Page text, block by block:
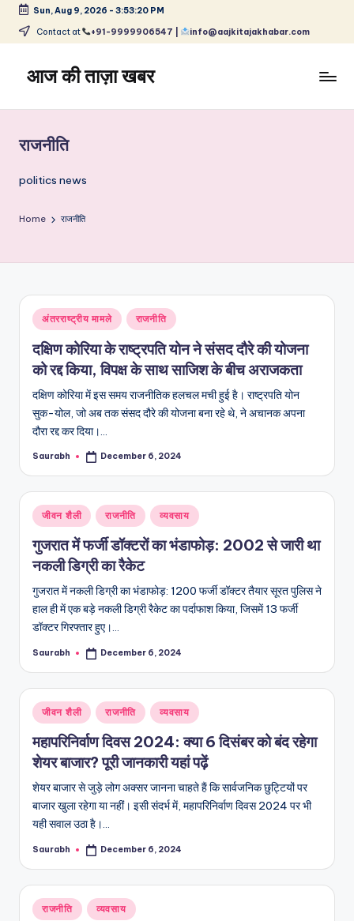
Skip
content
Sun, Aug 9, 2026 - 3:53:20 PM
Contact at +91-9999906547 | info@aajkitajakhabar.com
आज की ताज़ा खबर
ताज़ा
समाचार
–
और
राजनीति
politics news
Home राजनीति
Posted
in
अंतरराष्ट्रीय मामले राजनीति
दक्षिण कोरिया के राष्ट्रपति योन ने संसद दौरे की योजना
को रद्द किया, विपक्ष के साथ साजिश के बीच अराजकता
दक्षिण कोरिया में इस समय राजनीतिक हलचल मची हुई है। राष्ट्रपति योन
सुक-योल, जो अब तक संसद दौरे की योजना बना रहे थे, ने अचानक अपना
दौरा रद्द कर दिया।…
Posted
Saurabh December 6, 2024
Posted
in
जीवन शैली राजनीति व्यवसाय
गुजरात में फर्जी डॉक्टरों का भंडाफोड़: 2002 से जारी था
नकली डिग्री का रैकेट
गुजरात में नकली डिग्री का भंडाफोड़: 1200 फर्जी डॉक्टर तैयार सूरत पुलिस ने
हाल ही में एक बड़े नकली डिग्री रैकेट का पर्दाफाश किया, जिसमें 13 फर्जी
डॉक्टर गिरफ्तार हुए।…
Posted
Saurabh December 6, 2024
Posted
in
जीवन शैली राजनीति व्यवसाय
महापरिनिर्वाण दिवस 2024: क्या 6 दिसंबर को बंद रहेगा
शेयर बाजार? पूरी जानकारी यहां पढ़ें
शेयर बाजार से जुड़े लोग अक्सर जानना चाहते हैं कि सार्वजनिक छुट्टियों पर
बाजार खुला रहेगा या नहीं। इसी संदर्भ में, महापरिनिर्वाण दिवस 2024 पर भी
यही सवाल उठा है।…
Posted
Saurabh December 6, 2024
Posted
राजनीति व्यवसाय